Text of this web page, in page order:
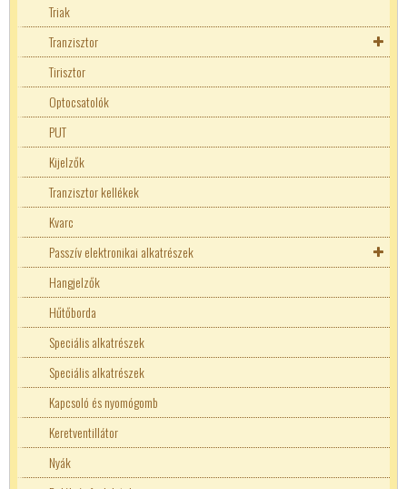
Triak
Tranzisztor
Tranzisztor kellékek
Tirisztor
Optocsatolók
PUT
Kijelzők
Tranzisztor kellékek
Kvarc
Passzív elektronikai alkatrészek
Ellenállásháló
Ellenállások
Ellenállásháló
100W ellenállások
20W Ellenállások
3W ellenállások
5W ellenállások
Kerámia rezonátor
Kondenzátorok
Back-up
Bipoláris kondenzátor
Elko
Induktivitás
Ferrit
Enkóder
Hangjelzők
Hűtőborda
Speciális alkatrészek
Speciális alkatrészek
Kapcsoló és nyomógomb
Keretventillátor
Nyák